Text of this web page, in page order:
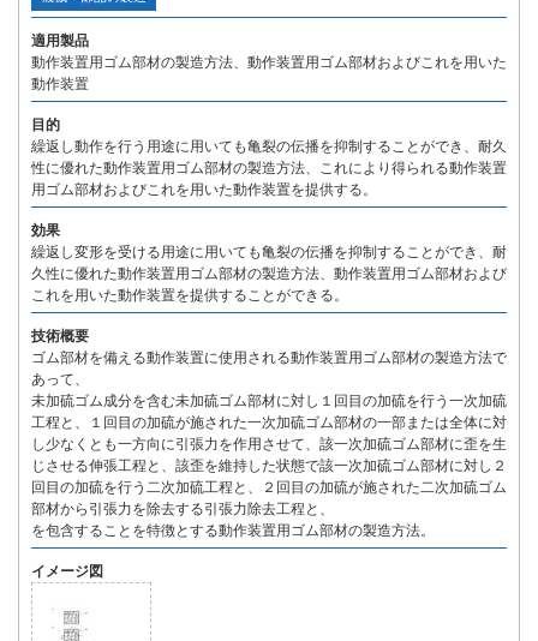
適用製品
動作装置用ゴム部材の製造方法、動作装置用ゴム部材およびこれを用いた
動作装置
目的
繰返し動作を行う用途に用いても亀裂の伝播を抑制することができ、耐久
性に優れた動作装置用ゴム部材の製造方法、これにより得られる動作装置
用ゴム部材およびこれを用いた動作装置を提供する。
効果
繰返し変形を受ける用途に用いても亀裂の伝播を抑制することができ、耐
久性に優れた動作装置用ゴム部材の製造方法、動作装置用ゴム部材および
これを用いた動作装置を提供することができる。
技術概要
ゴム部材を備える動作装置に使用される動作装置用ゴム部材の製造方法で
あって、
未加硫ゴム成分を含む未加硫ゴム部材に対し１回目の加硫を行う一次加硫
工程と、１回目の加硫が施された一次加硫ゴム部材の一部または全体に対
し少なくとも一方向に引張力を作用させて、該一次加硫ゴム部材に歪を生
じさせる伸張工程と、該歪を維持した状態で該一次加硫ゴム部材に対し２
回目の加硫を行う二次加硫工程と、２回目の加硫が施された二次加硫ゴム
部材から引張力を除去する引張力除去工程と、
を包含することを特徴とする動作装置用ゴム部材の製造方法。
イメージ図